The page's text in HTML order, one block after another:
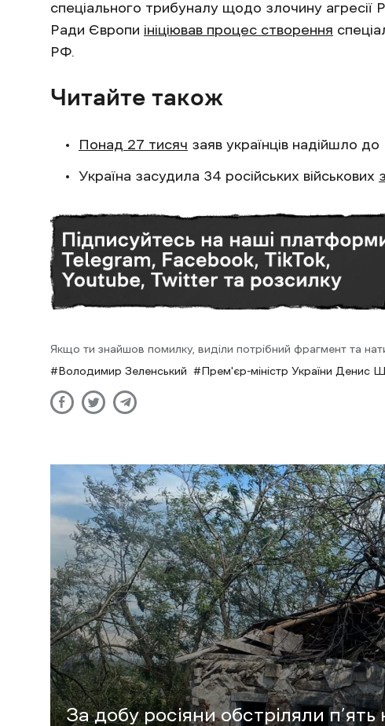
спеціального трибуналу щодо злочину агресії
Ради Європи ініціював процес створення
РФ.
Читайте також
Понад 27 тисяч заяв українців надійшло
Україна засудила 34 російських військових
Якщо ти знайшов помилку, виділи потрібний фрагмент та
Володимир Зеленський
Прем'єр-міністр України Денис
За добу росіяни обстріляли